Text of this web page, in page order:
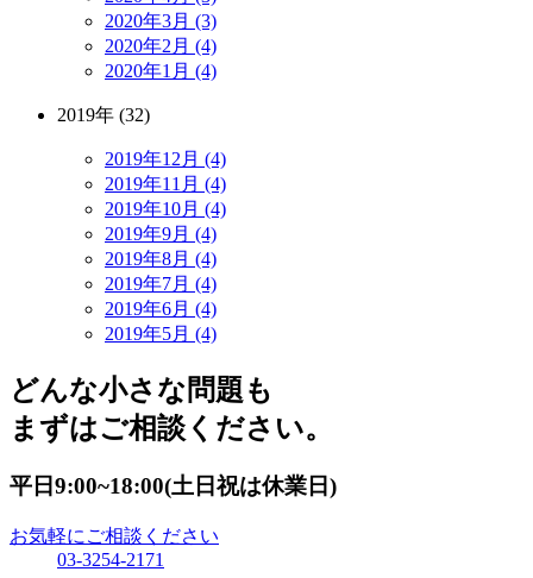
2020年3月 (3)
2020年2月 (4)
2020年1月 (4)
2019年 (32)
2019年12月 (4)
2019年11月 (4)
2019年10月 (4)
2019年9月 (4)
2019年8月 (4)
2019年7月 (4)
2019年6月 (4)
2019年5月 (4)
どんな小さな問題も
まずはご相談ください。
平日9:00~18:00(土日祝は休業日)
お気軽にご相談ください
03-3254-2171